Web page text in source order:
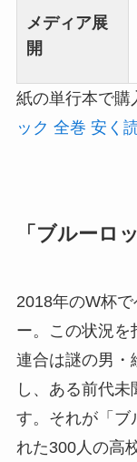
メディア展
開
紙の単行本で購
ック 全巻 安く
「ブルーロ
2018年のW杯
ー。この状況を
連合は謎の男・
し、ある前代
す。それが「
れた300人の高